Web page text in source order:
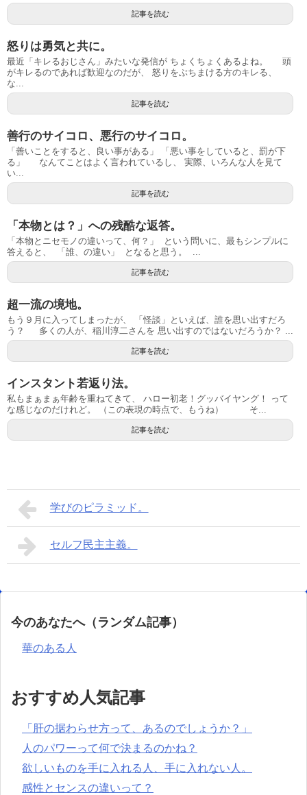
記事を読む
怒りは勇気と共に。
最近「キレるおじさん」みたいな発信が ちょくちょくあるよね。 頭
がキレるのであれば歓迎なのだが、 怒りをぶちまける方のキレる、
な...
記事を読む
善行のサイコロ、悪行のサイコロ。
「善いことをすると、良い事がある」 「悪い事をしていると、罰が下
る」 なんてことはよく言われているし、 実際、いろんな人を見て
い...
記事を読む
「本物とは？」への残酷な返答。
「本物とニセモノの違いって、何？」 ㅤ という問いに、最もシンプルに
答えると、 ㅤ 「誰、の違い」 ㅤ となると思う。 ㅤ ...
記事を読む
超一流の境地。
もう９月に入ってしまったが、 「怪談」といえば、誰を思い出すだろ
う？ 多くの人が、稲川淳二さんを 思い出すのではないだろうか？ ...
記事を読む
インスタント若返り法。
私もまぁまぁ年齢を重ねてきて、 ハロー初老！グッバイヤング！ って
な感じなのだけれど。 （この表現の時点で、もうね） そ...
記事を読む
学びのピラミッド。
セルフ民主主義。
今のあなたへ（ランダム記事）
華のある人
おすすめ人気記事
「肝の据わらせ方って、あるのでしょうか？」
人のパワーって何で決まるのかね？
欲しいものを手に入れる人、手に入れない人。
感性とセンスの違いって？